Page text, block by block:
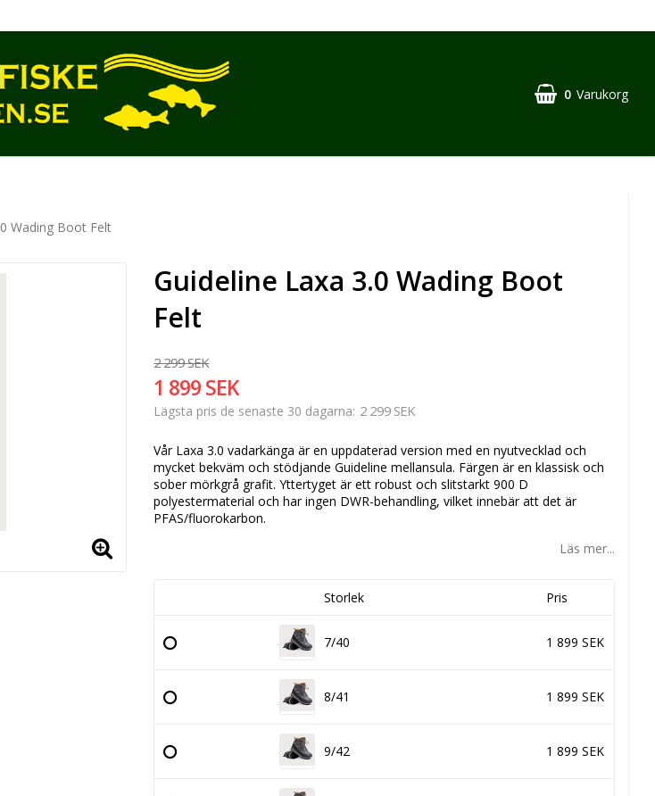
0 Varukorg
Wading Boot Felt
Guideline Laxa 3.0 Wading Boot
Felt
2 299 SEK
1 899 SEK
Lägsta pris de senaste 30 dagarna 2 299 SEK
Vår Laxa 3.0 vadarkänga är en uppdaterad version med en nyutvecklad och
mycket bekväm och stödjande Guideline mellansula. Färgen är en klassisk och
sober mörkgrå grafit. Yttertyget är ett robust och slitstarkt 900 D
polyestermaterial och har ingen DWR-behandling, vilket innebär att det är
PFAS/fluorokarbon.
Läs mer...
Storlek Pris
7/40 1 899 SEK
8/41 1 899 SEK
9/42 1 899 SEK